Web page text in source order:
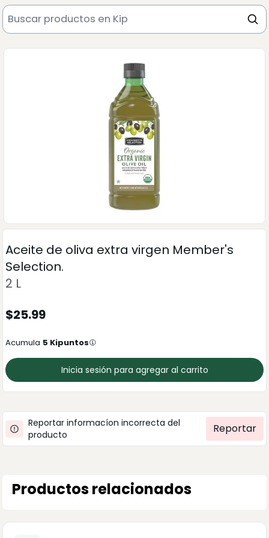
Aceite de oliva extra virgen Member's
Selection.
2 L
$25.99
Acumula 5 Kipuntos
Inicia sesión para agregar al carrito
Reportar informacíon incorrecta del
producto
Reportar
Productos relacionados